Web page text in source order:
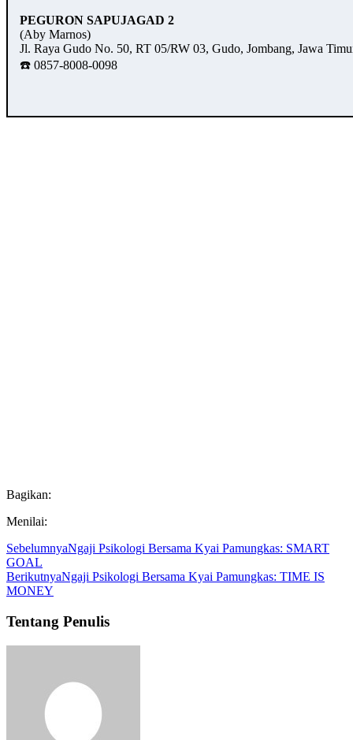
PEGURON SAPUJAGAD 2
(Aby Marnos)
Jl. Raya Gudo No. 50, RT 05/RW 03, Gudo, Jombang, Jawa
☎️ 0857-8008-0098
Bagikan:
Menilai:
SebelumnyaNgaji Psikologi Bersama Kyai Pamungkas: SMART
GOAL
BerikutnyaNgaji Psikologi Bersama Kyai Pamungkas: TIME IS
MONEY
Tentang Penulis